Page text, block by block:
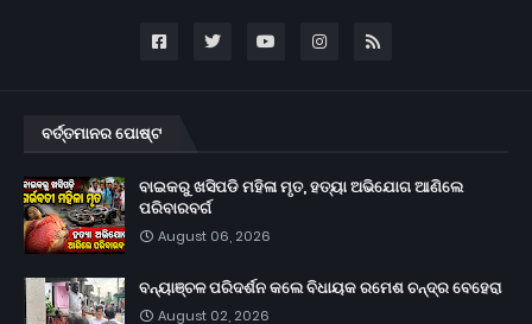
ବର୍ତ୍ତମାନର ପୋଷ୍ଟ
ବାଇକରୁ ଖସିପଡି ମହିଳା ମୃତ, ହତ୍ୟା ଅଭିଯୋଗ ଆଣିଲେ
ପରିବାରବର୍ଗ
August 06, 2026
ବନ୍ୟାଞ୍ଚଳ ପରିଦର୍ଶନ କଲେ ବିଧାୟକ ରମେଶ ଚନ୍ଦ୍ର ବେହେରା
August 02, 2026